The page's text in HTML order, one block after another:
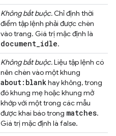
Không bắt buộc.Chỉ định thời
điểm tập lệnh phải được chèn
vào trang. Giá trị mặc định là
document_idle.
Không bắt buộc.Liệu tập lệnh có
nên chèn vào một khung
about:blankhay không, trong
đó khung mẹ hoặc khung mở
khớp với một trong các mẫu
được khai báo trong matches.
Giá trị mặc định là false.